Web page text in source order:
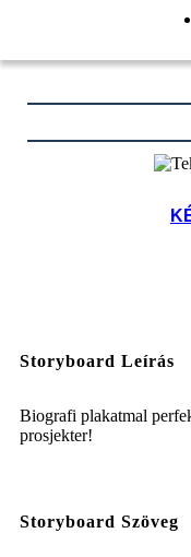
Storyboard Leírás
Biografi plakatmal
prosjekter!
Storyboard Szöveg